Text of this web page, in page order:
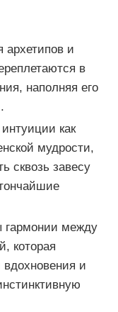
архетипов и
в
наполняя его
как
мудрости,
сквозь завесу
гармонии между
которая
вдохновения и